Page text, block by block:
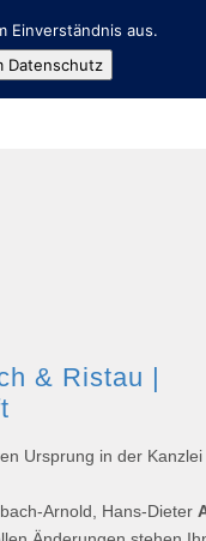
ANWÄLTE & MITARBEITER
& Ristau |
Ursprung in der Kanzlei
Arnold, Hans-Dieter
Einverständnis aus.
Datenschutz